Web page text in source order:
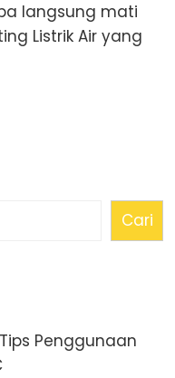
langsung mati
Listrik Air yang
Cari
Penggunaan